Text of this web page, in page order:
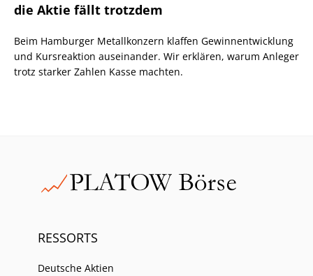
die Aktie fällt trotzdem
Beim Hamburger Metallkonzern klaffen Gewinnentwicklung
und Kursreaktion auseinander. Wir erklären, warum Anleger
trotz starker Zahlen Kasse machten.
RESSORTS
Deutsche Aktien